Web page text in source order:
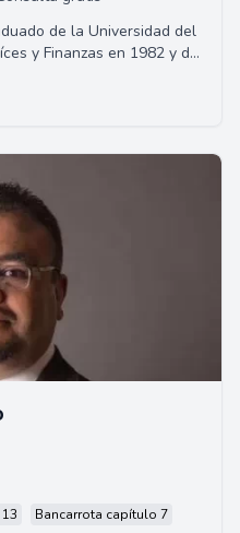
de la Universidad del
y Finanzas en 1982 y de
en California por más de
Bancarrota capítulo 7